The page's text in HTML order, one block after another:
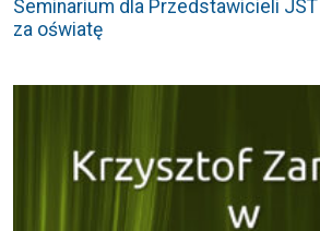
Seminarium dla Przedstawicieli
za oświatę